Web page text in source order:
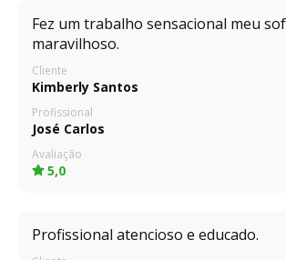
Fez um trabalho sensacional meu
maravilhoso.
Cliente
Kimberly Santos
Profissional
José Carlos
Avaliação
5,0
Profissional atencioso e educado.